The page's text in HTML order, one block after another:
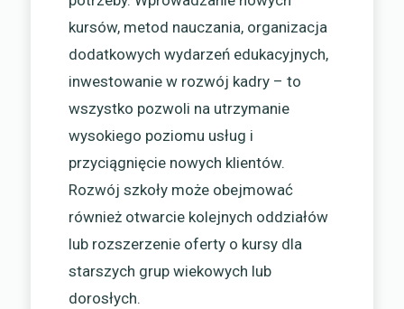
kursów, metod nauczania, organizacja
dodatkowych wydarzeń edukacyjnych,
inwestowanie w rozwój kadry – to
wszystko pozwoli na utrzymanie
wysokiego poziomu usług i
przyciągnięcie nowych klientów.
Rozwój szkoły może obejmować
również otwarcie kolejnych oddziałów
lub rozszerzenie oferty o kursy dla
starszych grup wiekowych lub
dorosłych.